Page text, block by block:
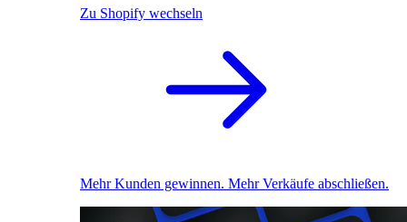
Zu Shopify wechseln
Mehr Kunden gewinnen. Mehr Verkäufe abschließen.